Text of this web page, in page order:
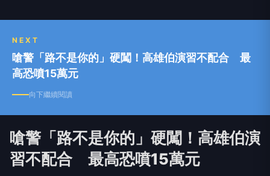
NEXT
嗆警「路不是你的」硬闖！高雄伯演習不配合 最
高恐噴15萬元
向下繼續閱讀
嗆警「路不是你的」硬闖！高雄伯演
習不配合 最高恐噴15萬元